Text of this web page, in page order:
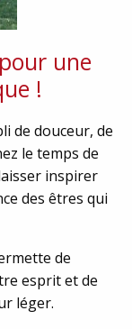
une
!
de douceur, de
le temps de
inspirer
des êtres qui
de
esprit et de
léger.